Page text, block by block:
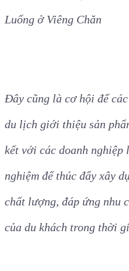
Thành viên trong đoàn
Luổng ở Viêng Chăn